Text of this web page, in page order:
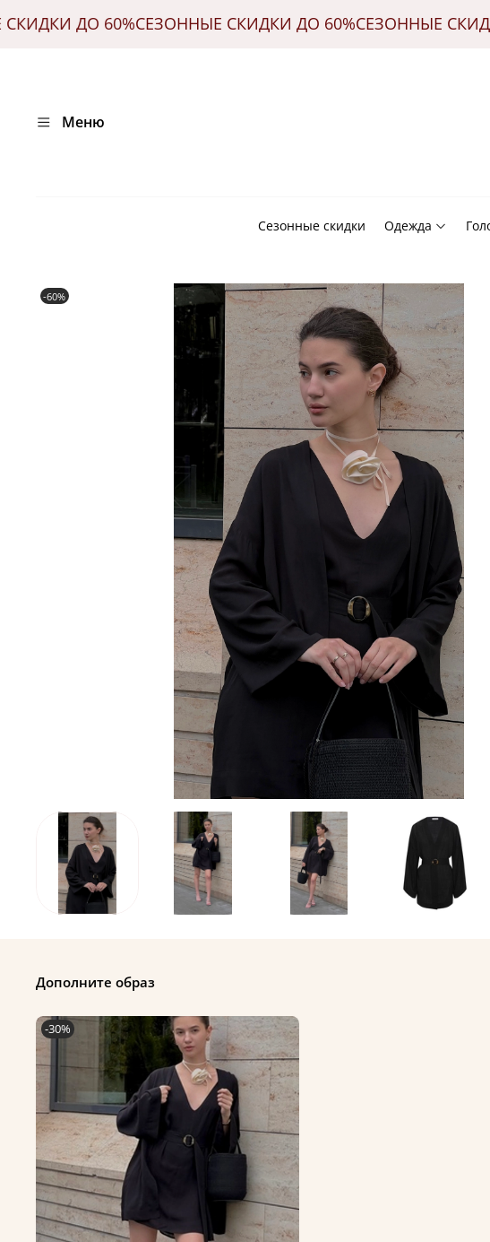
СКИДКИ ДО 60%СЕЗОННЫЕ СКИДКИ ДО 60%СЕЗОННЫЕ
Меню
Сезонные скидки Одежда
-60%
Дополните образ
-30%